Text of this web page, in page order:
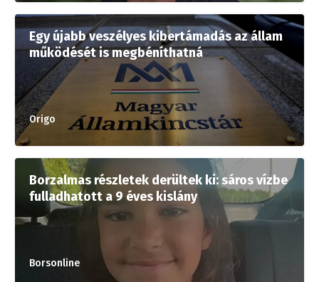
Egy újabb veszélyes kibertámadás az állam
működését is megbéníthatná
Origo
Borzalmas részletek derültek ki: sáros vízbe
fulladhatott a 9 éves kislány
Borsonline